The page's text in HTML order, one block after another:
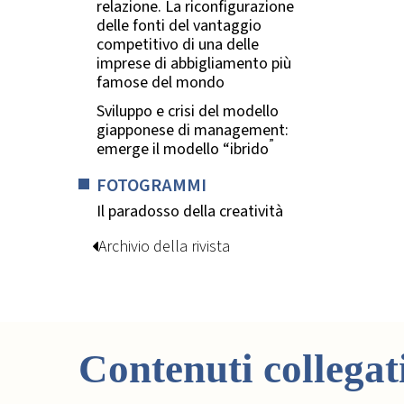
relazione. La riconfigurazione
delle fonti del vantaggio
competitivo di una delle
imprese di abbigliamento più
famose del mondo
Sviluppo e crisi del modello
giapponese di management:
emerge il modello “ibrido”
FOTOGRAMMI
Il paradosso della creatività
Archivio della rivista
Contenuti